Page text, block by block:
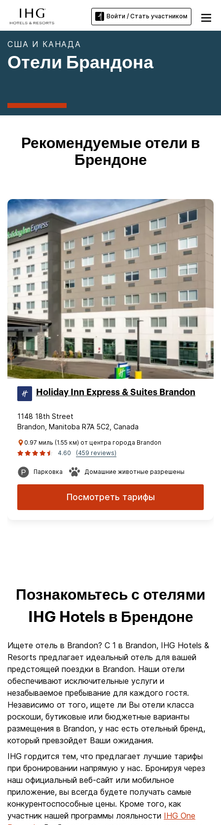
Войти / Стать участником
США И КАНАДА
Отели Брандона
Рекомендуемые отели в
Брендоне
Holiday Inn Express & Suites Brandon
1148 18th Street
Brandon, Manitoba R7A 5C2, Canada
0.97 миль (1.55 км) от центра города Brandon
4.60
(459 reviews)
Парковка Домашние животные разрешены
Посмотреть тарифы
Познакомьтесь с отелями
IHG Hotels в Брендоне
Ищете отель в Brandon? С 1 в Brandon, IHG Hotels &
Resorts предлагает идеальный отель для вашей
предстоящей поездки в Brandon. Наши отели
обеспечивают исключительные услуги и
незабываемое пребывание для каждого гостя.
Независимо от того, ищете ли Вы отели класса
роскоши, бутиковые или бюджетные варианты
размещения в Brandon, у нас есть отельный бренд,
который превзойдет Ваши ожидания.
IHG гордится тем, что предлагает лучшие тарифы
при бронировании напрямую у нас. Бронируя через
наш официальный веб-сайт или мобильное
приложение, вы всегда будете получать самые
конкурентоспособные цены. Кроме того, как
участник нашей программы лояльности IHG One